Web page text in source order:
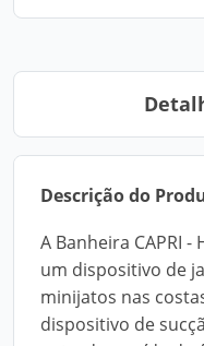
Descrição do
A Banheira CAPRI
um dispositivo de
minijatos nas
dispositivo de